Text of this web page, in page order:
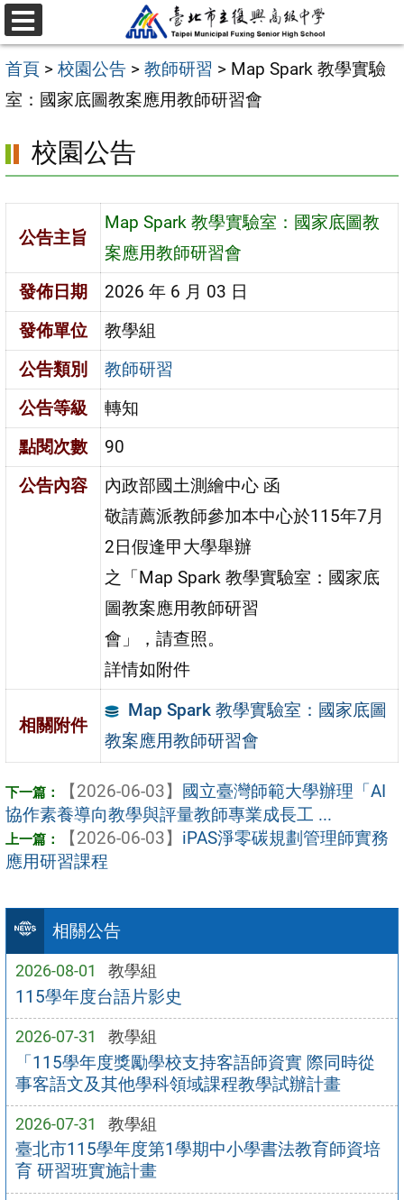
跳
至
主
要
容
區
選
單
首頁 > 校園公告 > 教師研習 > Map Spark 教學實驗
室：國家底圖教案應用教師研習會
相關公告
2026-08-01 教學組
115學年度台語片影史
2026-07-31 教學組
「115學年度獎勵學校支持客語師資實 際同時從
事客語文及其他學科領域課程教學試辦計畫
2026-07-31 教學組
臺北市115學年度第1學期中小學書法教育師資培
育 研習班實施計畫
校園公告
公告主旨
Map Spark 教學實驗室：國家底圖教
案應用教師研習會
發佈日期
2026 年 6 月 03 日
發佈單位
教學組
公告類別
教師研習
公告等級
轉知
點閱次數
90
公告內容
內政部國土測繪中心 函
敬請薦派教師參加本中心於115年7月
2日假逢甲大學舉辦
之「Map Spark 教學實驗室：國家底
圖教案應用教師研習
會」，請查照。
詳情如附件
相關附件
Map Spark 教學實驗室：國家底圖
教案應用教師研習會
【2026-06-03】 國立臺灣師範大學辦理「AI
協作素養導向教學與評量教師專業成長工 ...
【2026-06-03】 iPAS淨零碳規劃管理師實務
應用研習課程